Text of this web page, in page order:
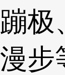
蹦极
漫步